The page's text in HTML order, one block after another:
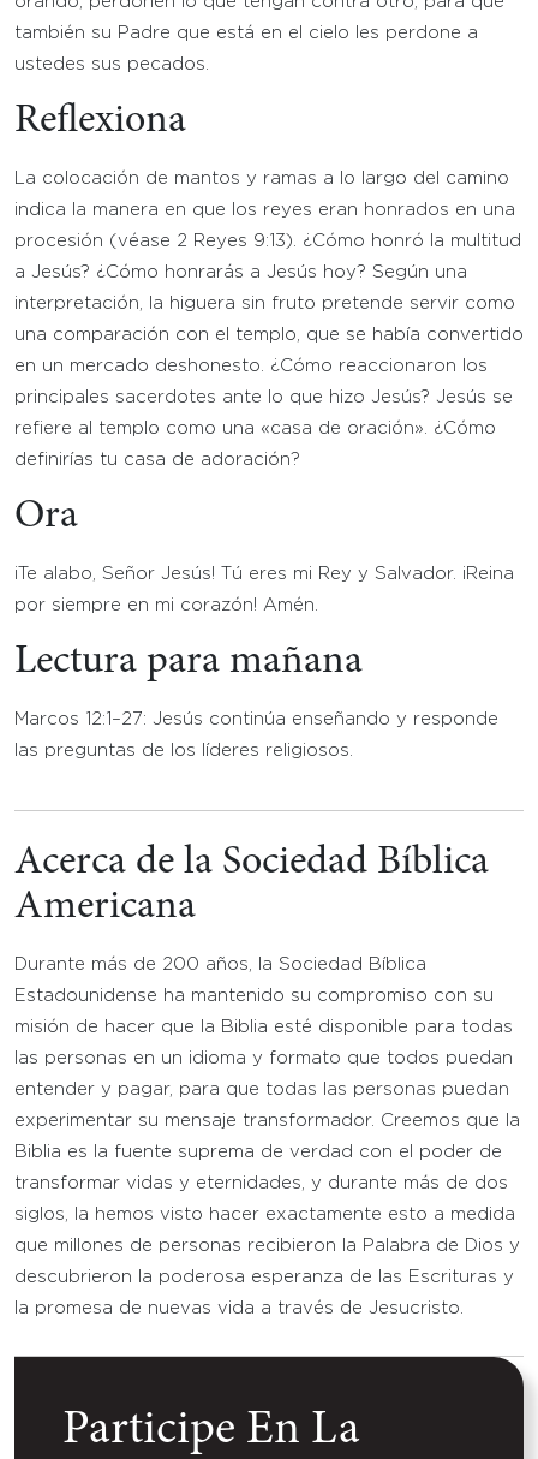
también su Padre que está en el cielo les perdone a
ustedes sus pecados.
Reflexiona
La colocación de mantos y ramas a lo largo del camino
indica la manera en que los reyes eran honrados en una
procesión (véase 2 Reyes 9:13). ¿Cómo honró la multitud
a Jesús? ¿Cómo honrarás a Jesús hoy? Según una
interpretación, la higuera sin fruto pretende servir como
una comparación con el templo, que se había convertido
en un mercado deshonesto. ¿Cómo reaccionaron los
principales sacerdotes ante lo que hizo Jesús? Jesús se
refiere al templo como una «casa de oración». ¿Cómo
definirías tu casa de adoración?
Ora
¡Te alabo, Señor Jesús! Tú eres mi Rey y Salvador. ¡Reina
por siempre en mi corazón! Amén.
Lectura para mañana
Marcos 12:1–27: Jesús continúa enseñando y responde
las preguntas de los líderes religiosos.
Acerca de la Sociedad Bíblica
Americana
Durante más de 200 años, la Sociedad Bíblica
Estadounidense ha mantenido su compromiso con su
misión de hacer que la Biblia esté disponible para todas
las personas en un idioma y formato que todos puedan
entender y pagar, para que todas las personas puedan
experimentar su mensaje transformador. Creemos que la
Biblia es la fuente suprema de verdad con el poder de
transformar vidas y eternidades, y durante más de dos
siglos, la hemos visto hacer exactamente esto a medida
que millones de personas recibieron la Palabra de Dios y
descubrieron la poderosa esperanza de las Escrituras y
la promesa de nuevas vida a través de Jesucristo.
Participe En La